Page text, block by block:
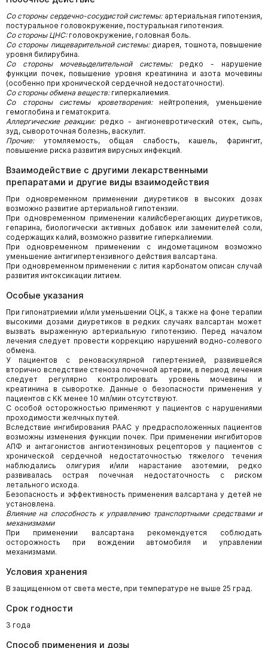
Со стороны сердечно-сосудистой системы:артериальная гипотензия,
постуральное головокружение, постуральная гипотензия.
Со стороны ЦНС:головокружение, головная боль.
Со стороны пищеварительной системы:диарея, тошнота, повышение
уровня билирубина.
Со стороны мочевыделительной системы:редко - нарушение
функции почек, повышение уровня креатинина и азота мочевины
(особенно при хронической сердечной недостаточности).
Со стороны обмена веществ:гиперкалиемия.
Со стороны системы кроветворения:нейтропения, уменьшение
гемоглобина и гематокрита.
Аллергические реакции:редко - ангионевротический отек, сыпь,
зуд, сывороточная болезнь, васкулит.
Прочие:утомляемость, общая слабость, кашель, фарингит,
повышение риска развития вирусных инфекций.
Взаимодействие с другими лекарственными
препаратами и другие виды взаимодействия
При одновременном применении диуретиков в высоких дозах
возможно развитие артериальной гипотензии.
При одновременном применении калийсберегающих диуретиков,
гепарина, биологически активных добавок или заменителей соли,
содержащих калий, возможно развитие гиперкалиемии.
При одновременном применении с индометацином возможно
уменьшение антигипертензивного действия валсартана.
При одновременном применении с лития карбонатом описан случай
развития интоксикации литием.
Особые указания
При гипонатриемии и/или уменьшении ОЦК, а также на фоне терапии
высокими дозами диуретиков в редких случаях валсартан может
вызвать выраженную артериальную гипотензию. Перед началом
лечения следует провести коррекцию нарушений водно-солевого
обмена.
У пациентов с реноваскулярной гипертензией, развившейся
вторично вследствие стеноза почечной артерии, в период лечения
следует регулярно контролировать уровень мочевины и
креатинина в сыворотке. Данные о безопасности применения у
пациентов с КК менее 10 мл/мин отсутствуют.
С особой осторожностью применяют у пациентов с нарушениями
проходимости желчных путей.
Вследствие ингибирования РААС у предрасположенных пациентов
возможны изменения функции почек. При применении ингибиторов
АПФ и антагонистов ангиотензиновых рецепторов у пациентов с
хронической сердечной недостаточностью тяжелого течения
наблюдались олигурия и/или нарастание азотемии, редко
развивалась острая почечная недостаточность с риском
летального исхода.
Безопасность и эффективность применения валсартана у детей не
установлена.
Влияние на способность к управлению транспортными средствами и
механизмами
При применении валсартана рекомендуется соблюдать
осторожность при вождении автомобиля и управлении
механизмами.
Условия хранения
В защищенном от света месте, при температуре не выше 25 град.
Срок годности
3 года
Способ применения и дозы